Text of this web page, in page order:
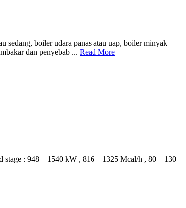
sedang, boiler udara panas atau uap, boiler minyak
dan penyebab ... Read More
: 948 – 1540 kW , 816 – 1325 Mcal/h , 80 – 130